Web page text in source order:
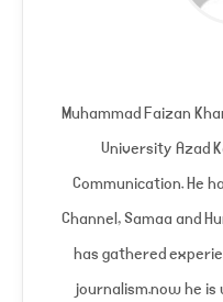
Muhammad Faizan
University Azad
Communication. He
Channel, Samaa and
has gathered
journalism.now he is